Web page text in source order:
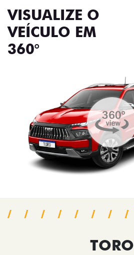
VISUALIZE O
VEÍCULO EM
360°
TORO